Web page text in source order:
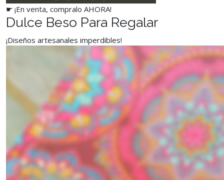
☛ ¡En venta, compralo AHORA!
Dulce Beso Para Regalar
¡Diseños artesanales imperdibles!